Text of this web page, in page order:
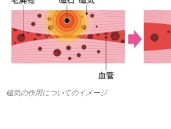
磁気の作用についてのイメージ